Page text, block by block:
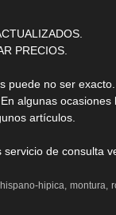
PRECIOS.
puede no ser
algunas
artículos.
de consulta
hispano-hipica montura